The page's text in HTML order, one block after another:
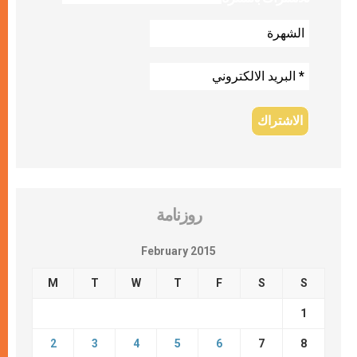
روزنامة
February 2015
M T W T F S S
1
2 3 4 5 6 7 8